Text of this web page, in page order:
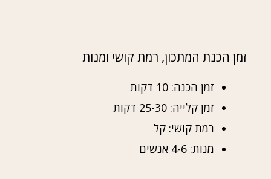
זמן הכנת המתכון, רמת קושי ומנות
זמן הכנה: 10 דקות
זמן קלייה: 25-30 דקות
רמת קושי: קל
מנות: 4-6 אנשים